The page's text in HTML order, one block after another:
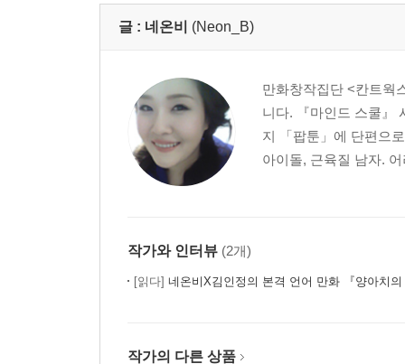
헬스장을 고르는 방법
헬스장에서의 옷차림
수지의 식단
다이어터들의 다이어트를 포기하는 흔하디 흔한
글 : 네온비 (Neon_B)
만화창작집단 <칸트웍
니다. 『마인드 스쿨』
지 「팝툰」에 단편으
아이돌, 근육질 남자.
작가와 인터뷰 (2개)
[읽다] 네온비X김인정의 본격 언어 만화 『양아치
작가의 다른 상품